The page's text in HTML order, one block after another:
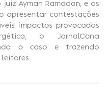
Ayman Ramadan, e os
apresentar contestações
impactos provocados
o JornalCana
o caso e trazendo